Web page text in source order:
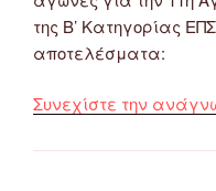
της Β’ Κατηγορίας
αποτελέσματα:
Συνεχίστε την